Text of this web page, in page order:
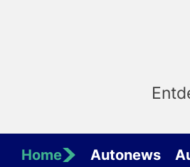
Home Autonews